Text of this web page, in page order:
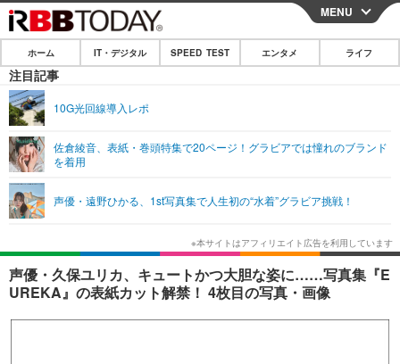
CLOSE
ホーム
IT・デジタル
ショッピング その他
SPEED TEST
エンタメ
エンタメTOP 映画・ドラマ
韓国・芸能
音楽 スポーツ
ライフ
ライフTOP グルメ
ペット ショッピング
その他
リリース一覧
プッシュ通知の停止方法
MENU
ホーム IT・デジタル SPEED TEST エンタメ ライフ
注目記事
10G光回線導入レポ
佐倉綾音、表紙・巻頭特集で20ページ！グラビアでは憧れのブランド
を着用
声優・遠野ひかる、1st写真集で人生初の“水着”グラビア挑戦！
声優・久保ユリカ、キュートかつ大胆な姿に……写真集『E
UREKA』の表紙カット解禁！ 4枚目の写真・画像